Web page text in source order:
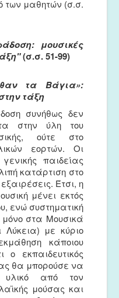
των μαθητών (σ.σ.
μουσικές
(σ.σ. 51-99)
τα Βάγια»:
τάξη
συνήθως δεν
στην ύλη του
ούτε στο
εορτών. Οι
γενικής παιδείας
κατάρτιση στο
Έτσι, η
μένει εκτός
ενώ συστηματική
μόνο στα Μουσικά
με κύριο
κάποιου
εκπαιδευτικός
θα μπορούσε να
υλικό από τον
μούσας και